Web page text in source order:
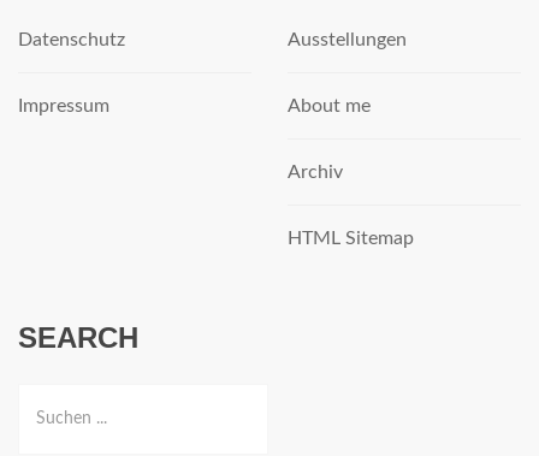
Datenschutz
Impressum
Ausstellungen
About me
Archiv
HTML Sitemap
SEARCH